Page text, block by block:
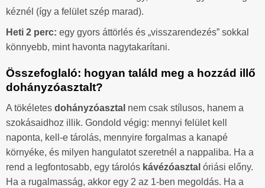
kéznél (így a felület szép marad).
Heti 2 perc: egy gyors áttörlés és „visszarendezés” sokkal
könnyebb, mint havonta nagytakarítani.
Összefoglaló: hogyan találd meg a hozzád illő
dohányzóasztalt?
A tökéletes dohányzóasztal nem csak stílusos, hanem a
szokásaidhoz illik. Gondold végig: mennyi felület kell
naponta, kell-e tárolás, mennyire forgalmas a kanapé
környéke, és milyen hangulatot szeretnél a nappaliba. Ha a
rend a legfontosabb, egy tárolós kávézóasztal óriási előny.
Ha a rugalmasság, akkor egy 2 az 1-ben megoldás. Ha a